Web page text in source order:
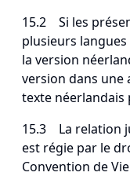
15.2 Si les
plusieurs
la version
version dans une
texte néerlandais
15.3 La relation
est régie par le
Convention de